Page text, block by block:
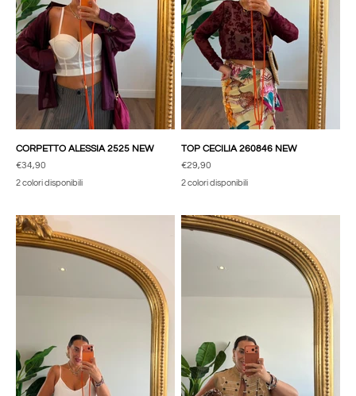
CORPETTO ALESSIA 2525 NEW
Prezzo scontato
€34,90
2 colori disponibili
TOP CECILIA 260846 NEW
Prezzo scontato
€29,90
2 colori disponibili